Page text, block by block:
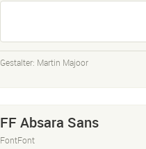
Gestalter: Martin Majoor
FF Absara Sans
FontFont